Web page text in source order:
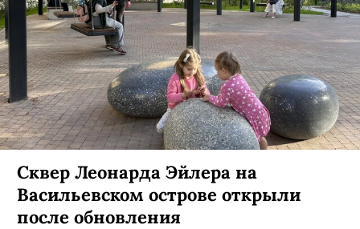
Сквер Леонарда Эйлера на
Васильевском острове открыли
после обновления